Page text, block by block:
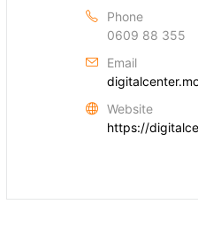
Phone
0609 88 355
Email
Website
https://